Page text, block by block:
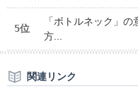
5位
「ボトルネック」
方...
関連リンク